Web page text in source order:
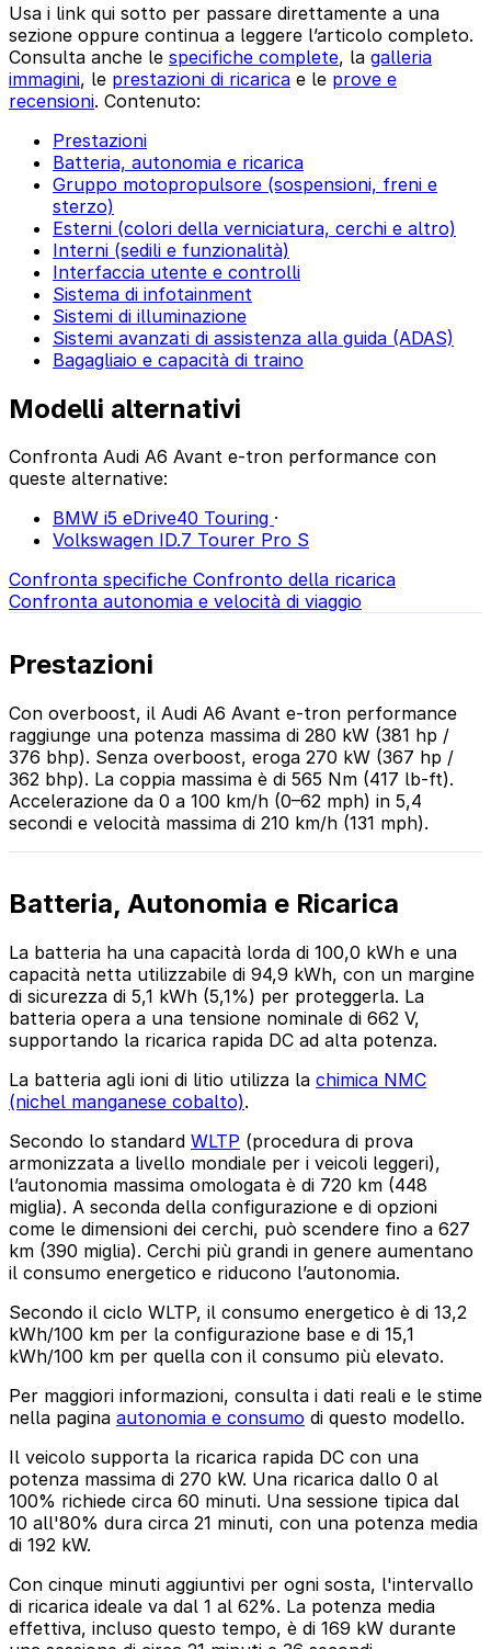
Usa i link qui sotto per passare direttamente a una
sezione oppure continua a leggere l’articolo completo.
Consulta anche le specifiche complete, la galleria
immagini, le prestazioni di ricarica e le prove e
recensioni. Contenuto:
Prestazioni
Batteria, autonomia e ricarica
Gruppo motopropulsore (sospensioni, freni e
sterzo)
Esterni (colori della verniciatura, cerchi e altro)
Interni (sedili e funzionalità)
Interfaccia utente e controlli
Sistema di infotainment
Sistemi di illuminazione
Sistemi avanzati di assistenza alla guida (ADAS)
Bagagliaio e capacità di traino
Modelli alternativi
Confronta Audi A6 Avant e-tron performance con
queste alternative:
BMW i5 eDrive40 Touring ·
Volkswagen ID.7 Tourer Pro S
Confronta specifiche Confronto della ricarica
Confronta autonomia e velocità di viaggio
Prestazioni
Con overboost, il Audi A6 Avant e-tron performance
raggiunge una potenza massima di 280 kW (381 hp /
376 bhp). Senza overboost, eroga 270 kW (367 hp /
362 bhp). La coppia massima è di 565 Nm (417 lb-ft).
Accelerazione da 0 a 100 km/h (0–62 mph) in 5,4
secondi e velocità massima di 210 km/h (131 mph).
Batteria, Autonomia e Ricarica
La batteria ha una capacità lorda di 100,0 kWh e una
capacità netta utilizzabile di 94,9 kWh, con un margine
di sicurezza di 5,1 kWh (5,1%) per proteggerla. La
batteria opera a una tensione nominale di 662 V,
supportando la ricarica rapida DC ad alta potenza.
La batteria agli ioni di litio utilizza la chimica NMC
(nichel manganese cobalto).
Secondo lo standard WLTP (procedura di prova
armonizzata a livello mondiale per i veicoli leggeri),
l’autonomia massima omologata è di 720 km (448
miglia). A seconda della configurazione e di opzioni
come le dimensioni dei cerchi, può scendere fino a 627
km (390 miglia). Cerchi più grandi in genere aumentano
il consumo energetico e riducono l’autonomia.
Secondo il ciclo WLTP, il consumo energetico è di 13,2
kWh/100 km per la configurazione base e di 15,1
kWh/100 km per quella con il consumo più elevato.
Per maggiori informazioni, consulta i dati reali e le stime
nella pagina autonomia e consumo di questo modello.
Il veicolo supporta la ricarica rapida DC con una
potenza massima di 270 kW. Una ricarica dallo 0 al
100% richiede circa 60 minuti. Una sessione tipica dal
10 all'80% dura circa 21 minuti, con una potenza media
di 192 kW.
Con cinque minuti aggiuntivi per ogni sosta, l'intervallo
di ricarica ideale va dal 1 al 62%. La potenza media
effettiva, incluso questo tempo, è di 169 kW durante